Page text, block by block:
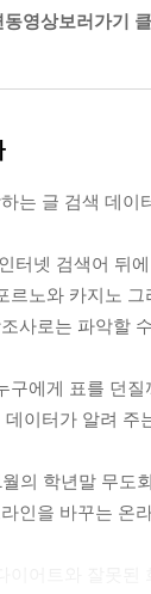
동영상보러가기
는 글 검색 데이
터넷 검색어 뒤
르노와 카지노
사로는 파악할
구에게 표를 던질
데이터가 알려 주
의 학년말 무도
인을 바꾸는 온